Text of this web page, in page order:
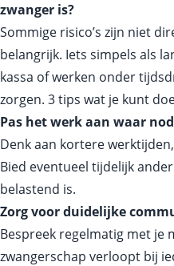
zwanger is?
Sommige risico’s zijn niet
belangrijk. Iets simpels als
kassa of werken onder
zorgen. 3 tips wat je kunt
Pas het werk aan waar
Denk aan kortere
Bied eventueel tijdelijk
belastend is.
Zorg voor duidelijke
Bespreek regelmatig met je
zwangerschap verloopt bij